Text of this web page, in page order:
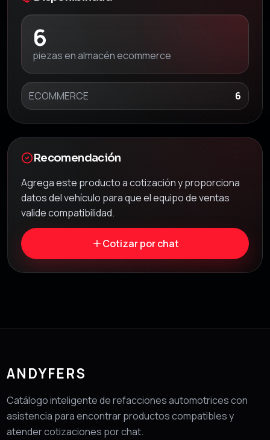
6
piezas en almacén ecommerce
ECOMMERCE 6
Recomendación
Agrega este producto a cotización y proporciona
datos del vehículo para que el equipo de ventas
valide compatibilidad.
Cotizar por chat
ANDYFERS
Catálogo inteligente de refacciones automotrices con
asistencia para encontrar productos compatibles y
atender cotizaciones por chat.